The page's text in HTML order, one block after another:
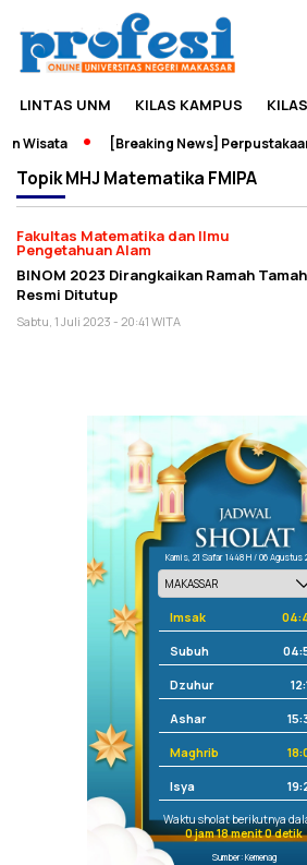
LINTAS UNM KILAS KAMPUS
Wisata [Breaking News] Perpustakaan
TopikMHJ Matematika FMIPA
Fakultas Matematika dan Ilmu
Pengetahuan Alam
BINOM 2023 Dirangkaikan Ramah Tamah
Resmi Ditutup
Sabtu, 1 Juli 2023 - 20:41 WITA
Kamis, 21 Safar 1448 H / 06 Agustus
Imsak
Subuh
Dzuhur
Ashar
Maghrib
Isya
Waktu sholat berikutnya
0 jam 18 menit 0 detik
Sumber: Kemenag